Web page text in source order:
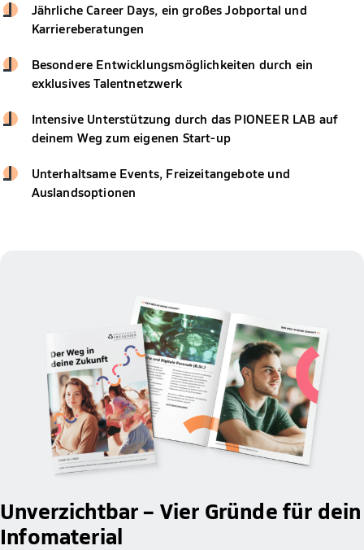
Jährliche Career Days, ein großes Jobportal und
Karriereberatungen
Besondere Entwicklungsmöglichkeiten durch ein
exklusives Talentnetzwerk
Intensive Unterstützung durch das PIONEER LAB auf
deinem Weg zum eigenen Start-up
Unterhaltsame Events, Freizeitangebote und
Auslandsoptionen
Unverzichtbar – Vier Gründe für dein
Infomaterial